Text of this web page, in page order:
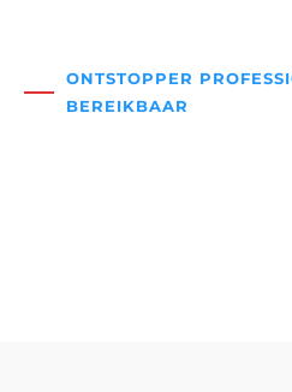
ONTSTOPPER
BEREIKBAAR